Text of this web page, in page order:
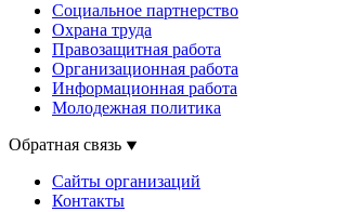
Социальное партнерство
Охрана труда
Правозащитная работа
Организационная работа
Информационная работа
Молодежная политика
Обратная связь
Сайты организаций
Контакты